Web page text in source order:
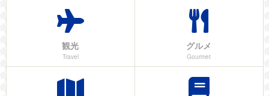
観光
Travel
グルメ
Gourmet